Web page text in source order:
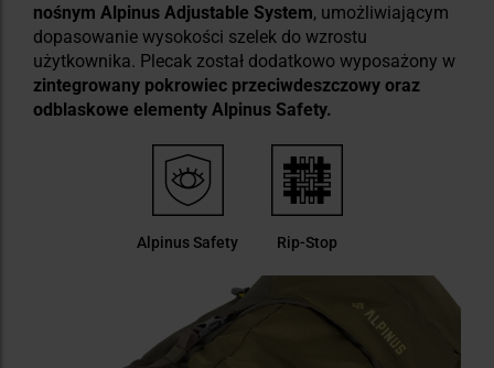
nośnym Alpinus Adjustable System, umożliwiającym
dopasowanie wysokości szelek do wzrostu
użytkownika. Plecak został dodatkowo wyposażony w
zintegrowany pokrowiec przeciwdeszczowy oraz
odblaskowe elementy Alpinus Safety.
Alpinus Safety Rip-Stop